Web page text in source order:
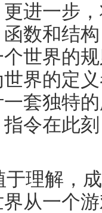
进一步
数和结
世界的
界的定
套独特
令在此
理解，
从一个